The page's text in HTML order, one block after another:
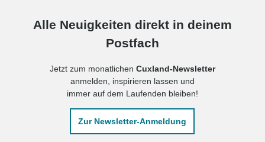
Alle Neuigkeiten direkt in deinem
Postfach
Jetzt zum monatlichen Cuxland-Newsletter
anmelden, inspirieren lassen und
immer auf dem Laufenden bleiben!
Zur Newsletter-Anmeldung